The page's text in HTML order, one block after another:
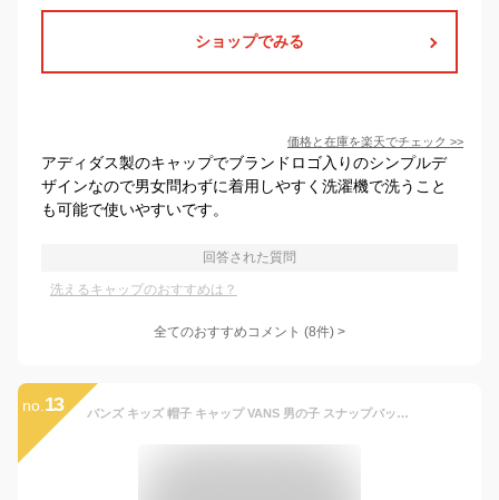
ショップでみる
価格と在庫を楽天でチェック >>
アディダス製のキャップでブランドロゴ入りのシンプルデ
ザインなので男女問わずに着用しやすく洗濯機で洗うこと
も可能で使いやすいです。
回答された質問
洗えるキャップのおすすめは？
全てのおすすめコメント (8件) >
no. 13 バンズ キッズ 帽子 キャップ VANS 男の子 スナップバック DROP V II CAP 男の子 女の子 ブランド 刺繍 フラットバイザー